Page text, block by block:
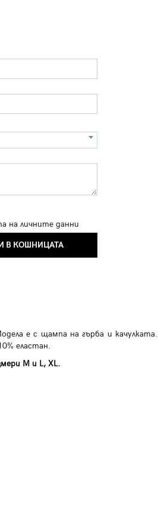
на личните данни
В КОШНИЦАТА
е с щампа на гърба и качулката.
еластан.
M и L, XL.